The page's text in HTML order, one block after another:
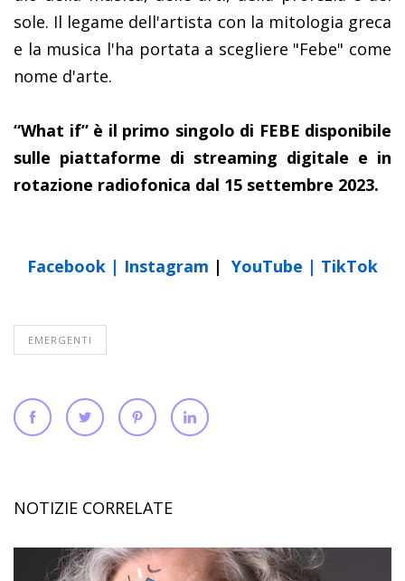
sole. Il legame dell'artista con la mitologia greca
e la musica l'ha portata a scegliere "Febe" come
nome d'arte.
“What if” è il primo singolo di FEBE disponibile
sulle piattaforme di streaming digitale e in
rotazione radiofonica dal 15 settembre 2023.
Facebook | Instagram | YouTube | TikTok
EMERGENTI
NOTIZIE CORRELATE